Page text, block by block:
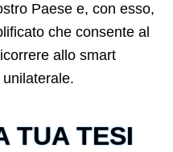
Paese e, con esso,
che consente al
allo smart
TUA TESI